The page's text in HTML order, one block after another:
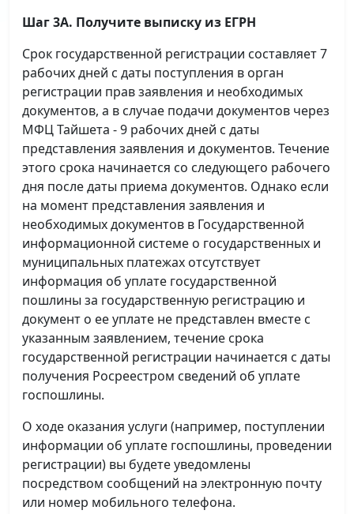
Шаг 3А. Получите выписку из ЕГРН
Срок государственной регистрации составляет 7
рабочих дней с даты поступления в орган
регистрации прав заявления и необходимых
документов, а в случае подачи документов через
МФЦ Тайшета - 9 рабочих дней с даты
представления заявления и документов. Течение
этого срока начинается со следующего рабочего
дня после даты приема документов. Однако если
на момент представления заявления и
необходимых документов в Государственной
информационной системе о государственных и
муниципальных платежах отсутствует
информация об уплате государственной
пошлины за государственную регистрацию и
документ о ее уплате не представлен вместе с
указанным заявлением, течение срока
государственной регистрации начинается с даты
получения Росреестром сведений об уплате
госпошлины.
О ходе оказания услуги (например, поступлении
информации об уплате госпошлины, проведении
регистрации) вы будете уведомлены
посредством сообщений на электронную почту
или номер мобильного телефона.